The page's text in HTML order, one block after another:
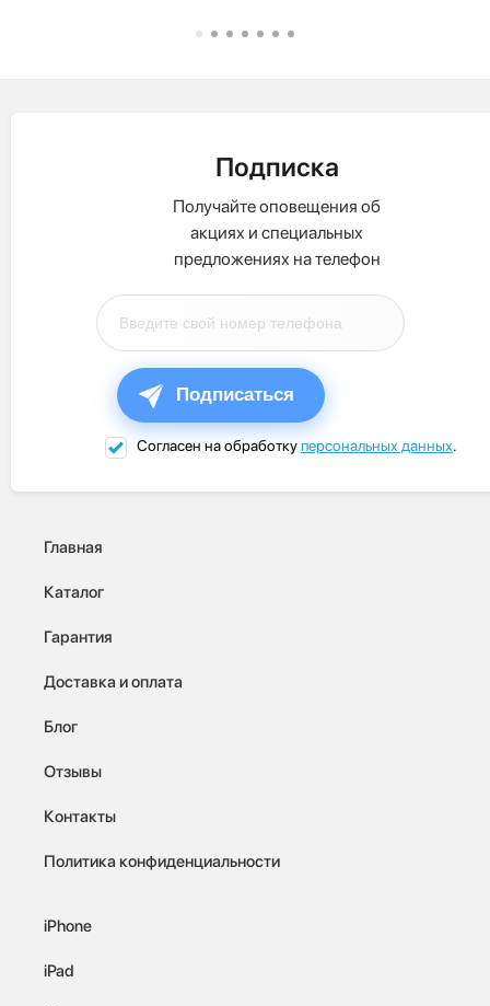
Подписка
Получайте оповещения об
акциях и специальных
предложениях на телефон
Подписаться
Согласен на обработкуперсональных данных.
Главная
Каталог
Гарантия
Доставка и оплата
Блог
Отзывы
Контакты
Политика конфиденциальности
iPhone
iPad